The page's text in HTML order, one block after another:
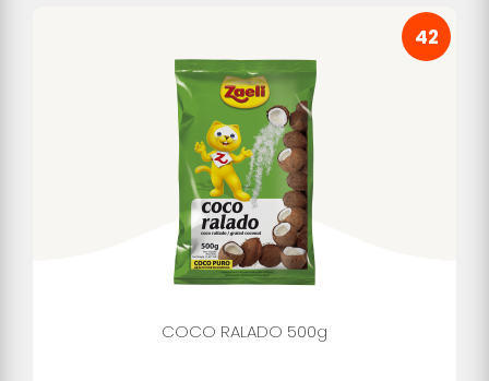
42
COCO RALADO 500g